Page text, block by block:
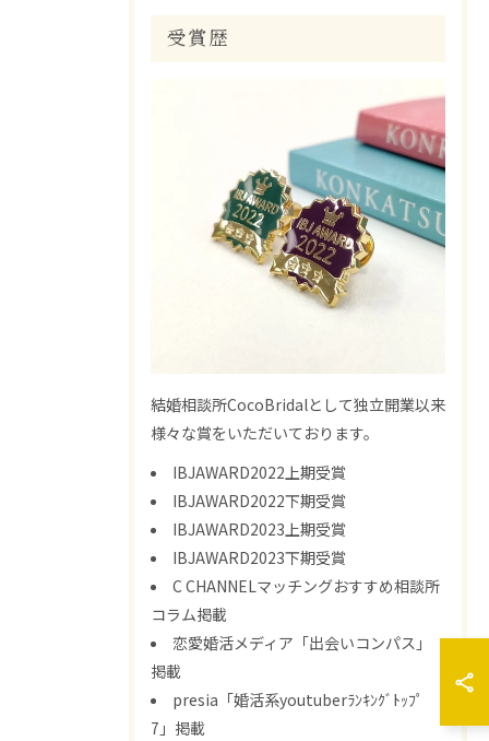
受賞歴
結婚相談所CocoBridalとして独立開業以来
様々な賞をいただいております。
IBJAWARD2022上期受賞
IBJAWARD2022下期受賞
IBJAWARD2023上期受賞
IBJAWARD2023下期受賞
C CHANNELマッチングおすすめ相談所
コラム掲載
恋愛婚活メディア「出会いコンパス」
掲載
presia「婚活系youtuberﾗﾝｷﾝｸﾞﾄｯﾌﾟ
7」掲載